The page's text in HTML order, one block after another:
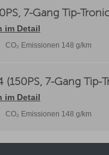
7-Gang Tip-
im Detail
CO₂ Emissionen 148 g/km
(150PS, 7-Gang Tip-
im Detail
CO₂ Emissionen 148 g/km